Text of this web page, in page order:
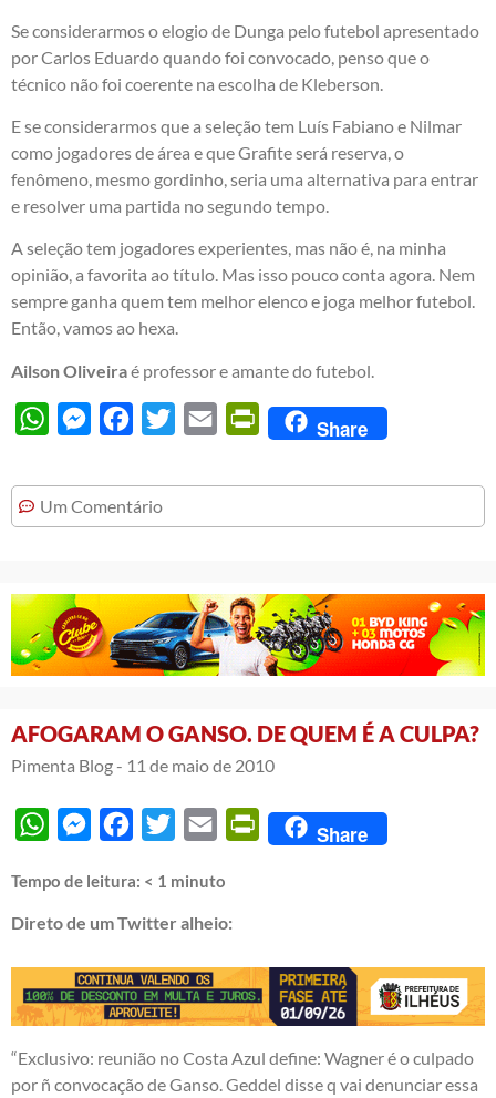
Se considerarmos o elogio de Dunga pelo futebol apresentado
por Carlos Eduardo quando foi convocado, penso que o
técnico não foi coerente na escolha de Kleberson.
E se considerarmos que a seleção tem Luís Fabiano e Nilmar
como jogadores de área e que Grafite será reserva, o
fenômeno, mesmo gordinho, seria uma alternativa para entrar
e resolver uma partida no segundo tempo.
A seleção tem jogadores experientes, mas não é, na minha
opinião, a favorita ao título. Mas isso pouco conta agora. Nem
sempre ganha quem tem melhor elenco e joga melhor futebol.
Então, vamos ao hexa.
Ailson Oliveiraé professor e amante do futebol.
WhatsAppMessengerFacebook
Twitter Email PrintFriendly
Share
Um Comentário
AFOGARAM O GANSO. DE QUEM É A CULPA?
Pimenta Blog - 11 de maio de 2010
WhatsAppMessengerFacebook
Twitter Email PrintFriendly
Share
Tempo de leitura: < 1 minuto
Direto de um Twitter alheio:
“Exclusivo: reunião no Costa Azul define: Wagner é o culpado
por ñ convocação de Ganso. Geddel disse q vai denunciar essa